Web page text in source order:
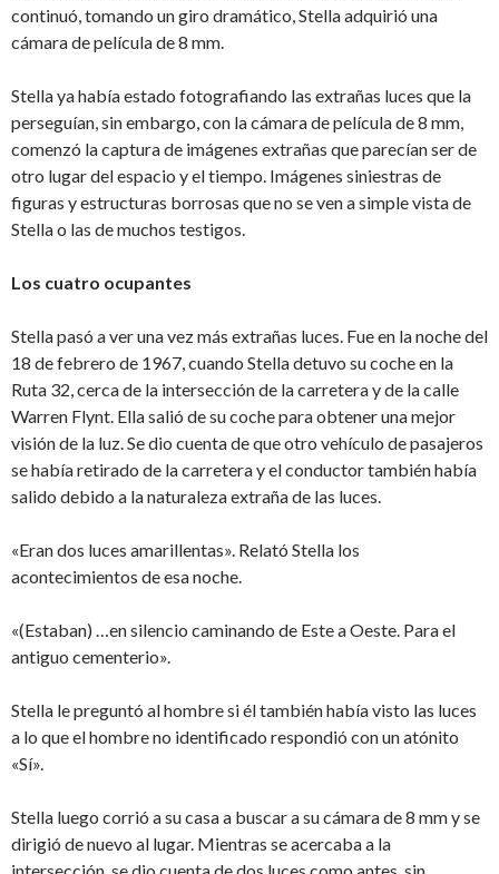
continuó, tomando un giro dramático, Stella adquirió una
cámara de película de 8 mm.
Stella ya había estado fotografiando las extrañas luces que la
perseguían, sin embargo, con la cámara de película de 8 mm,
comenzó la captura de imágenes extrañas que parecían ser de
otro lugar del espacio y el tiempo. Imágenes siniestras de
figuras y estructuras borrosas que no se ven a simple vista de
Stella o las de muchos testigos.
Los cuatro ocupantes
Stella pasó a ver una vez más extrañas luces. Fue en la noche del
18 de febrero de 1967, cuando Stella detuvo su coche en la
Ruta 32, cerca de la intersección de la carretera y de la calle
Warren Flynt. Ella salió de su coche para obtener una mejor
visión de la luz. Se dio cuenta de que otro vehículo de pasajeros
se había retirado de la carretera y el conductor también había
salido debido a la naturaleza extraña de las luces.
«Eran dos luces amarillentas». Relató Stella los
acontecimientos de esa noche.
«(Estaban) …en silencio caminando de Este a Oeste. Para el
antiguo cementerio».
Stella le preguntó al hombre si él también había visto las luces
a lo que el hombre no identificado respondió con un atónito
«Sí».
Stella luego corrió a su casa a buscar a su cámara de 8 mm y se
dirigió de nuevo al lugar. Mientras se acercaba a la